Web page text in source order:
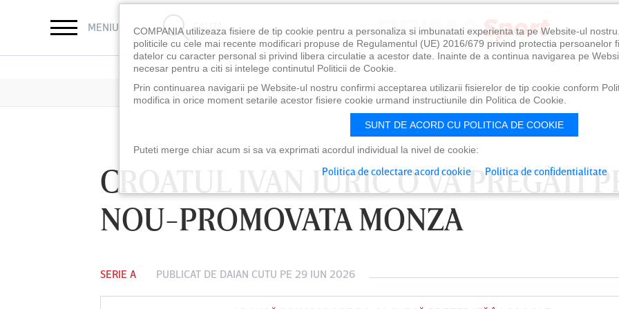
MENIU CAUTĂ
CROATUL IVAN JURIC O VA PREGĂTI PE
NOU-PROMOVATA MONZA
SERIE A PUBLICAT DE DAIAN CUTU PE 29 IUN 2026
LUNI 10 AUG, 18:30 LUNI 10 AUG, 21:30 VINERI 07 AUG, 21:00
COMPANIA utilizeaza fisiere de tip cookie pentru a personaliza si imbunatati experienta ta pe Website-ul
politicile cu cele mai recente modificari propuse de Regulamentul (UE) 2016/679 privind protectia persoanelor
datelor cu caracter personal si privind libera circulatie a acestor date. Inainte de a continua navigarea pe
necesar pentru a citi si intelege continutul Politicii de Cookie.
Prin continuarea navigarii pe Website-ul nostru confirmi acceptarea utilizarii fisierelor de tip cookie conform
modifica in orice moment setarile acestor fisiere cookie urmand instructiunile din Politica de Cookie.
SUNT DE ACORD CU POLITICA DE COOKIE
Puteti merge chiar acum si sa va exprimati acordul individual la nivel de cookie:
Politica de colectare acord cookie Politica de confidentialitate